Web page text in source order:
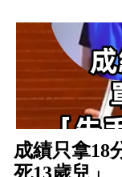
成績只拿18
死13歲兒」